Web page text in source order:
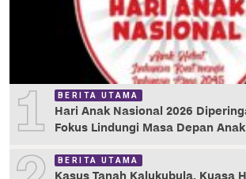
1 BERITA UTAMA
Hari Anak Nasional 2026
Fokus Lindungi Masa Depan Anak
BERITA UTAMA